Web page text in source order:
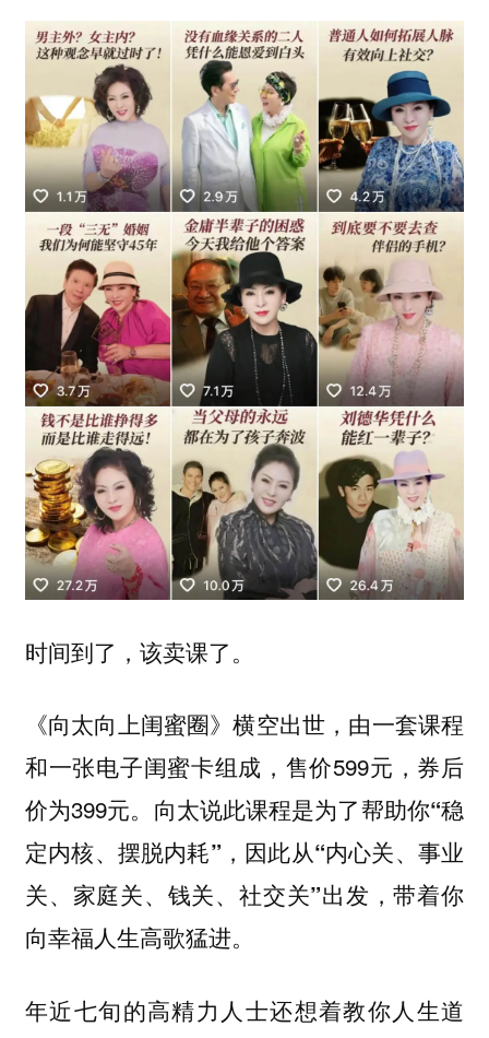
时间到了，该卖课了。
《向太向上闺蜜圈》横空出世，由一套课程
和一张电子闺蜜卡组成，售价599元，券后
价为399元。 向太说此课程是为了帮助你“稳
定内核、摆脱内耗”，因此从“内心关、事业
关、家庭关、钱关、社交关”出发，带着你
向幸福人生高歌猛进。
年近七旬的高精力人士还想着教你人生道